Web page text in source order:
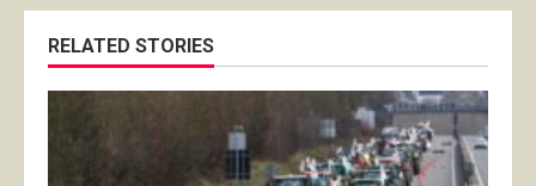
RELATED STORIES